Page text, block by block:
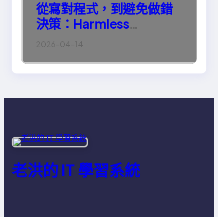
從寫對程式，到避免做錯
決策：Harmless
Engineering 的真正意義
2026-04-14
老洪的 IT 學習系統